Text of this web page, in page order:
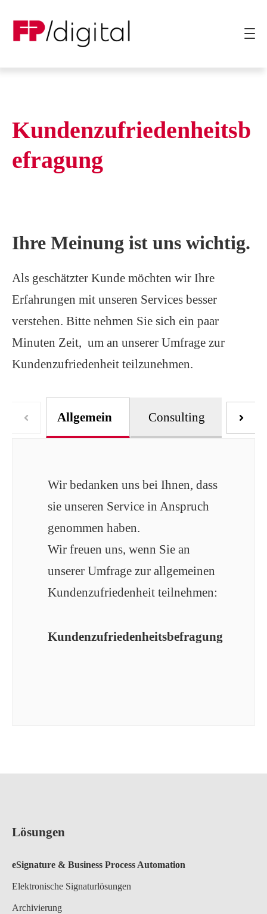
Anwendungsfälle
Branchen
Kundenzufriedenheitsb
efragung
Ihre Meinung ist uns wichtig.
Als geschätzter Kunde möchten wir Ihre
Erfahrungen mit unseren Services besser
verstehen. Bitte nehmen Sie sich ein paar
Minuten Zeit, um an unserer Umfrage zur
Kundenzufriedenheit teilzunehmen.
Allgemein Consulting
Wir bedanken uns bei Ihnen, dass
sie unseren Service in Anspruch
genommen haben.
Wir freuen uns, wenn Sie an
unserer Umfrage zur allgemeinen
Kundenzufriedenheit teilnehmen:
Kundenzufriedenheitsbefragung
Lösungen
eSignature & Business Process Automation
Elektronische Signaturlösungen
Archivierung